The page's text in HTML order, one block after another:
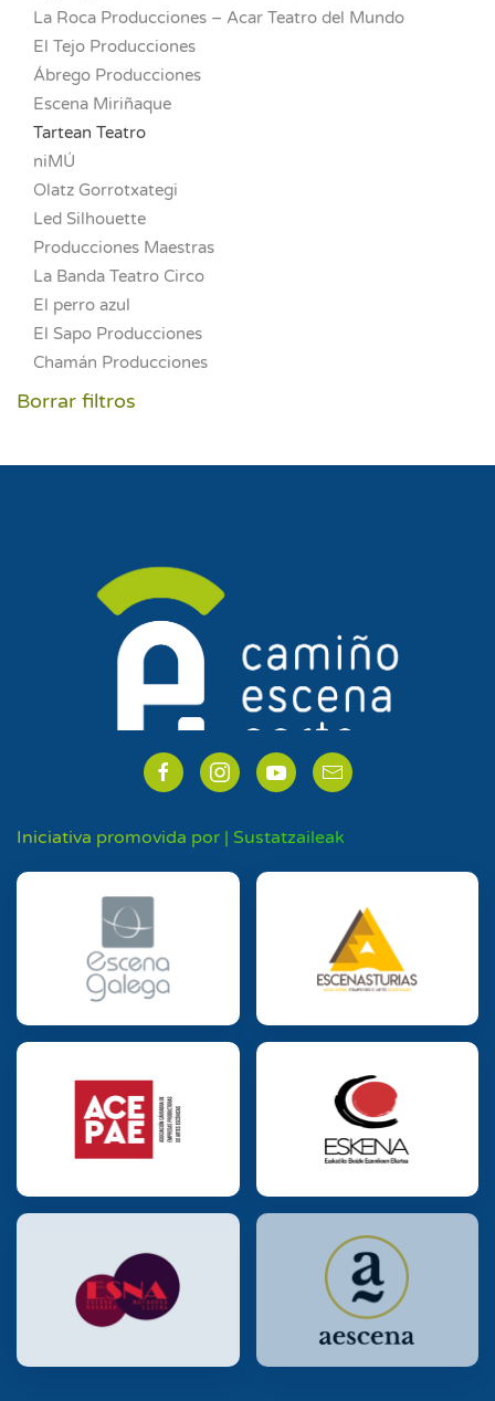
La Roca Producciones – Acar Teatro del Mundo
El Tejo Producciones
Ábrego Producciones
Escena Miriñaque
Tartean Teatro
niMÚ
Olatz Gorrotxategi
Led Silhouette
Producciones Maestras
La Banda Teatro Circo
El perro azul
El Sapo Producciones
Chamán Producciones
Borrar filtros
Iniciativa promovida por | Sustatzaileak